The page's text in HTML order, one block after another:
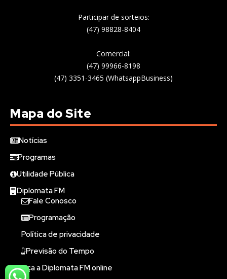
Participar de sorteios:
(47) 98828-8404
Comercial:
(47) 99966-8198
(47) 3351-3465 (WhatsappBusiness)
Mapa do Site
Notícias
Programas
Utilidade Pública
Diplomata FM
Fale Conosco
Programação
Política de privacidade
Previsão do Tempo
Ouça a Diplomata FM online